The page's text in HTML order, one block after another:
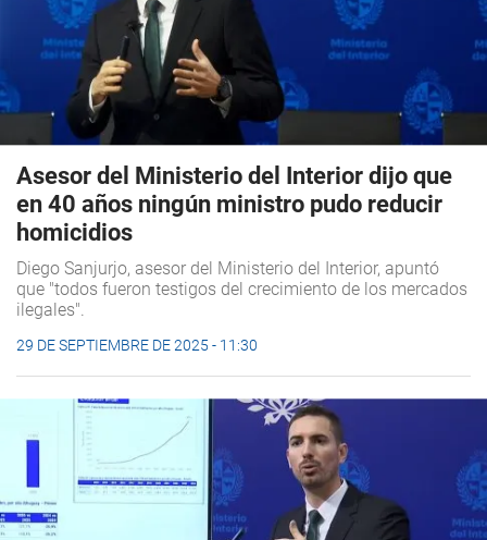
Asesor del Ministerio del Interior dijo que
en 40 años ningún ministro pudo reducir
homicidios
Diego Sanjurjo, asesor del Ministerio del Interior, apuntó
que "todos fueron testigos del crecimiento de los mercados
ilegales".
29 DE SEPTIEMBRE DE 2025 - 11:30